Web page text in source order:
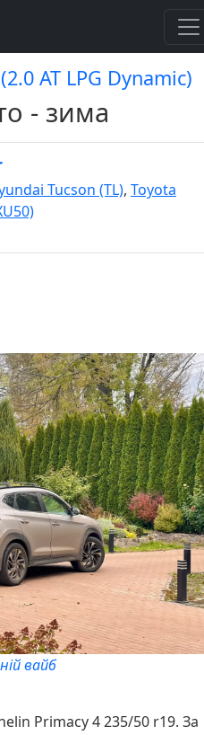
AT LPG Dynamic)
- зима
Tucson (TL), Toyota
вайб
Primacy 4 235/50 r19. За